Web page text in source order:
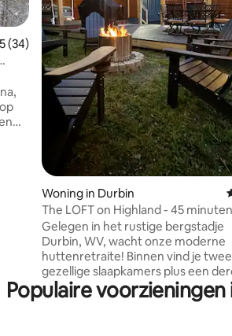
beoordeling van 5 op 5, 34
5 (34)
Woning in Durbin
The LOFT on Highland - 45
Snowshoe
Gelegen in het rustige bergstadje
Durbin, WV, wacht onze moderne
huttenretraite! Binnen vind je twee
gezellige slaapkamers plus een
queensize bed in de loft op de
bovenverdieping en een complete
Populaire